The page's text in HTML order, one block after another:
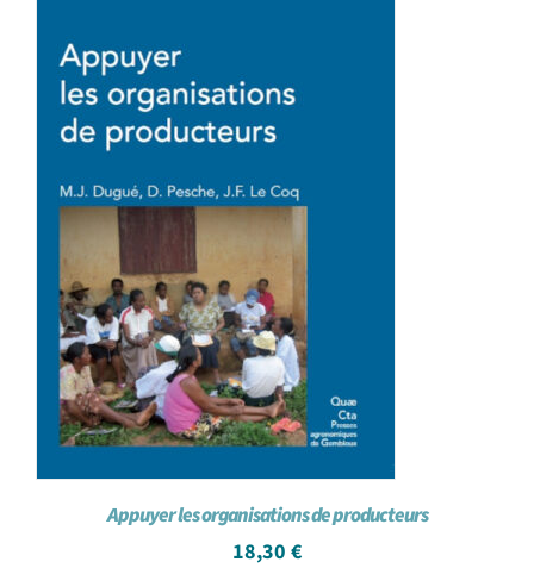
Appuyer les organisations de producteurs
18,30 €